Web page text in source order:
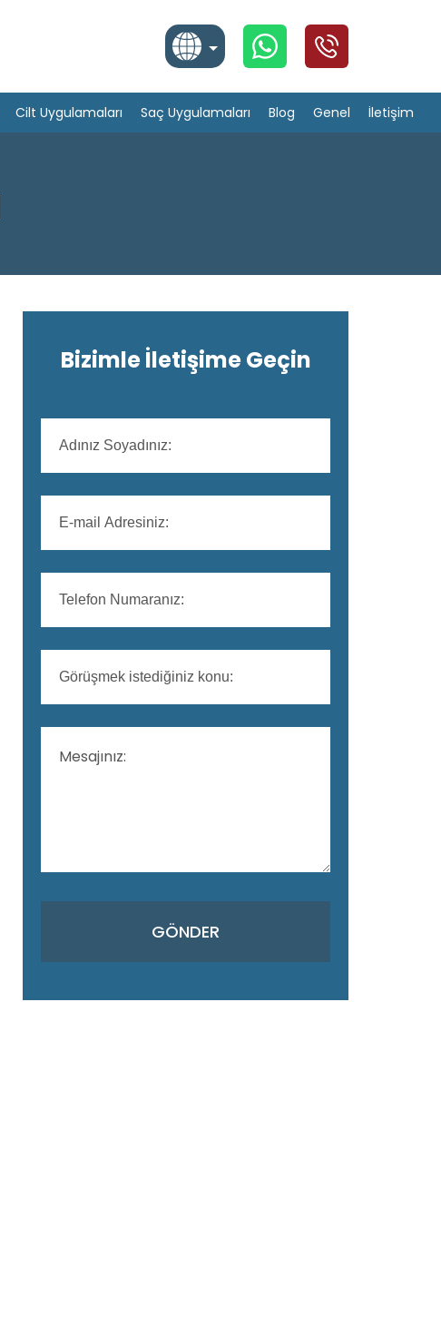
Türkçe
English
Cilt Uygulamaları Saç Uygulamaları Blog Genel İletişim
Bizimle İletişime Geçin